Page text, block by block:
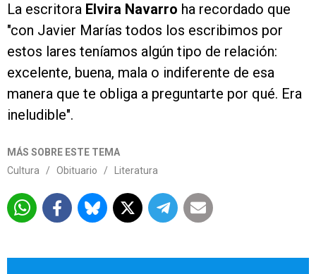
La escritora Elvira Navarro ha recordado que
"con Javier Marías todos los escribimos por
estos lares teníamos algún tipo de relación:
excelente, buena, mala o indiferente de esa
manera que te obliga a preguntarte por qué. Era
ineludible".
MÁS SOBRE ESTE TEMA
Cultura
/ Obituario / Literatura